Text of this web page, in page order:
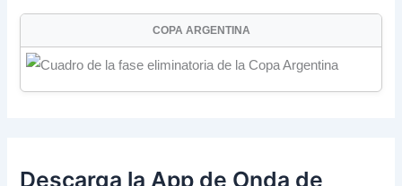
COPA ARGENTINA
Descarga la App de Onda de